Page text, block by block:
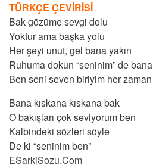
TÜRKÇE ÇEVİRİSİ
Bak gözüme sevgi dolu
Yoktur ama başka yolu
Her şeyi unut, gel bana yakın
Ruhuma dokun “seninim” de bana
Ben seni seven biriyim her zaman
Bana kıskana kıskana bak
O bakışları çok seviyorum ben
Kalbindeki sözleri söyle
De ki “seninim ben”
ESarkiSozu.Com